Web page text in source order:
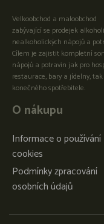
Velkoobchod a maloobchod
zabývající se prodejek
nealkoholických nápojů a
Cílem je zajistit kompletní
nápojů a potravin jak pro
restaurace, bary a jídelny,
konečného spotřebitele.
O nákupu
Informace o používání
cookies
Podmínky zpracování
osobních údajů